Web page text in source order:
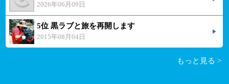
2026年06月09日
5位 黒ラブと旅を再開します
2015年08月04日
もっと見る >